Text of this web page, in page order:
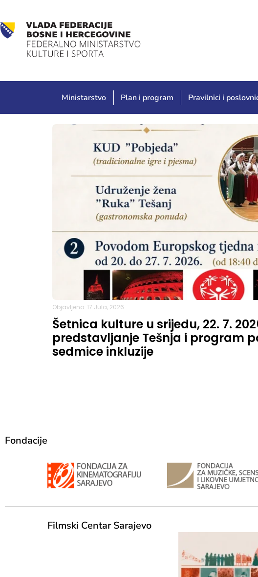
Ministarstvo Plan i program Pravilnici i
Objavljeno: 17 Jula, 2026
Šetnica kulture u srijedu, 22. 7.
predstavljanje Tešnja i program
sedmice inkluzije
Fondacije
Filmski Centar Sarajevo